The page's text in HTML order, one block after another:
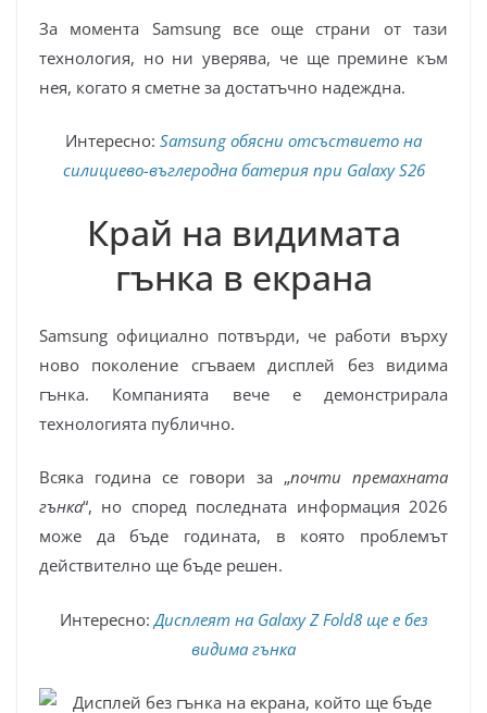
За момента Samsung все още страни от тази
технология, но ни уверява, че ще премине към
нея, когато я сметне за достатъчно надеждна.
Интересно: Samsung обясни отсъствието на
силициево-въглеродна батерия при Galaxy S26
Край на видимата
гънка в екрана
Samsung официално потвърди, че работи върху
ново поколение сгъваем дисплей без видима
гънка. Компанията вече е демонстрирала
технологията публично.
Всяка година се говори за „почти премахната
гънка“, но според последната информация 2026
може да бъде годината, в която проблемът
действително ще бъде решен.
Интересно: Дисплеят на Galaxy Z Fold8 ще е без
видима гънка